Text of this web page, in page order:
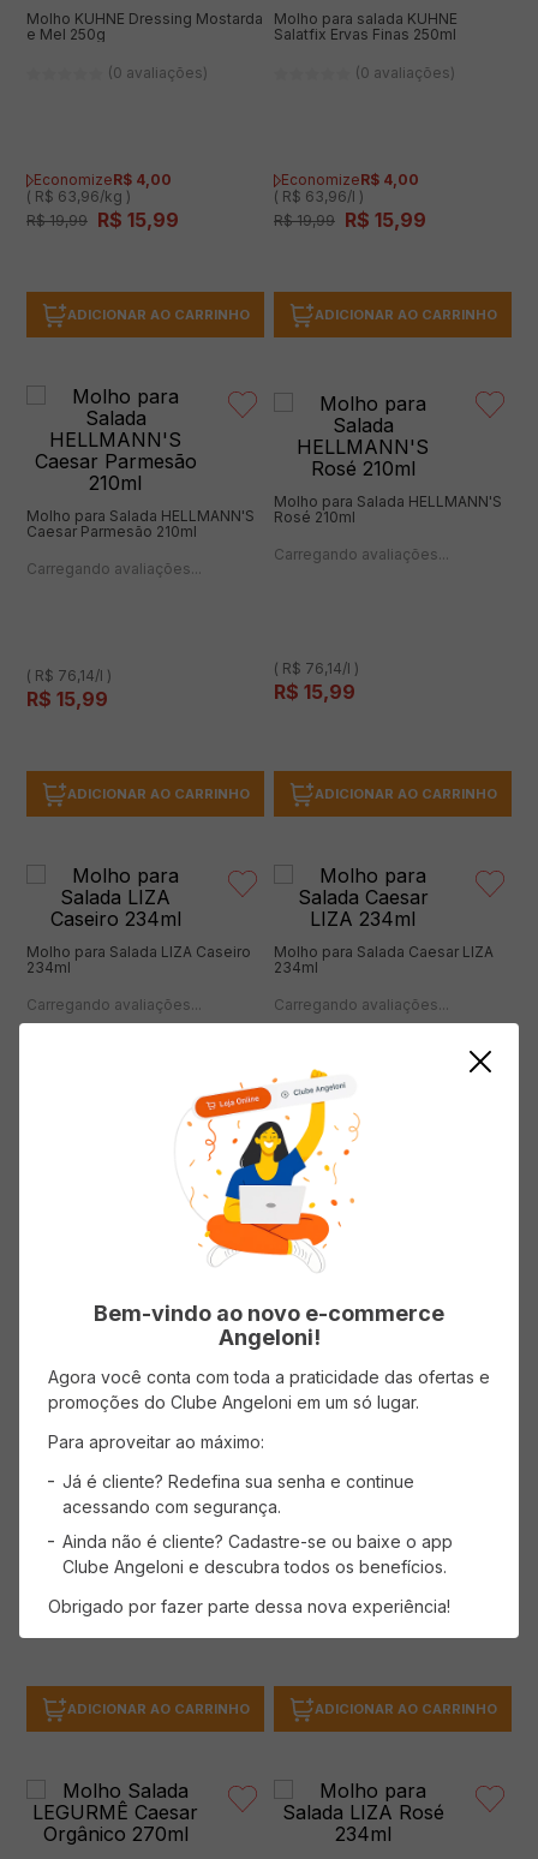
Molho KÜHNE Dressing Mostarda
e Mel 250g
(0 avaliações)
EconomizeR$ 4,00
( R$ 63,96/kg )
R$ 19,99 R$ 15,99
ADICIONAR AO CARRINHO
Molho para salada KÜHNE
Salatfix Ervas Finas 250ml
(0 avaliações)
EconomizeR$ 4,00
( R$ 63,96/l )
R$ 19,99 R$ 15,99
ADICIONAR AO CARRINHO
Molho para Salada HELLMANN'S
Caesar Parmesão 210ml
(0 avaliações)
( R$ 76,14/l )
R$ 15,99
ADICIONAR AO CARRINHO
Molho para Salada HELLMANN'S
Rosé 210ml
(0 avaliações)
( R$ 76,14/l )
R$ 15,99
ADICIONAR AO CARRINHO
Molho para Salada LIZA Caseiro
234ml
(0 avaliações)
ADICIONAR AO CARRINHO
Molho para Salada Caesar LIZA
234ml
(0 avaliações)
( R$ 46,97/l )
R$ 10 99
ADICIONAR AO CARRINHO
Molho para Salada LEGURME
Mostarda e Melado Orgânico
(0 avaliações)
R$ 13,99
ADICIONAR AO CARRINHO
Molho BOMBAY SRIRACHA Hot
R$ 29,99
ADICIONAR AO CARRINHO
Bem-vindo ao novo e-commerce
Angeloni!
Agora você conta com toda a praticidade das ofertas e
promoções do Clube Angeloni em um só lugar.
Para aproveitar ao máximo:
Já é cliente? Redefina sua senha e continue
acessando com segurança.
Ainda não é cliente? Cadastre-se ou baixe o app
Clube Angeloni e descubra todos os benefícios.
Obrigado por fazer parte dessa nova experiência!